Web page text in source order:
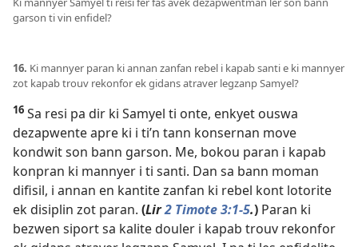
garson ti vin enfidel?
16. Ki mannyer paran ki annan zanfan rebel i kapab santi e ki mannyer
zot kapab trouv rekonfor ek gidans atraver legzanp Samyel?
16 Sa resi pa dir ki Samyel ti onte, enkyet ouswa
dezapwente apre ki i ti’n tann konsernan move
kondwit son bann garson. Me, bokou paran i kapab
konpran ki mannyer i ti santi. Dan sa bann moman
difisil, i annan en kantite zanfan ki rebel kont lotorite
ek disiplin zot paran. (Lir2 Timote 3:1-5.) Paran ki
bezwen siport sa kalite douler i kapab trouv rekonfor